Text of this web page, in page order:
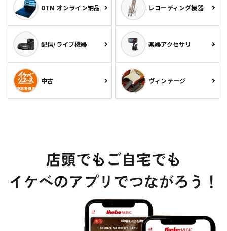
DTM オンライン納品 レコーディング機器
配信/ライブ機器 楽器アクセサリ
中古 ヴィンテージ